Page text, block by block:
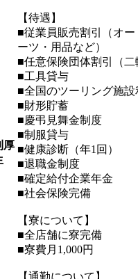
厚
【待遇】
■従業員販売割引（オ
ーツ・用品など）
■任意保険団体割引（二
■工具貸与
■全国のツーリング施設
■財形貯蓄
■慶弔見舞金制度
■制服貸与
■健康診断（年1回）
■退職金制度
■確定給付企業年金
■社会保険完備
【寮について】
■全店舗に寮完備
■寮費月1,000円